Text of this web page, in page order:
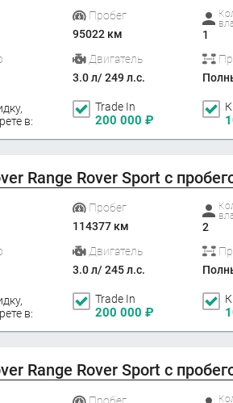
Пробег
95022 км
1
Двигатель
3.0 л/ 249 л.с.
в:
Trade In
200 000 ₽
Range Rover Sport с
Пробег
114377 км
2
Двигатель
3.0 л/ 245 л.с.
в:
Trade In
200 000 ₽
Range Rover Sport с
Пробег